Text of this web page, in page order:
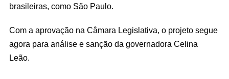
brasileiras, como São Paulo.
Com a aprovação na Câmara Legislativa, o projeto segue
agora para análise e sanção da governadora Celina
Leão.